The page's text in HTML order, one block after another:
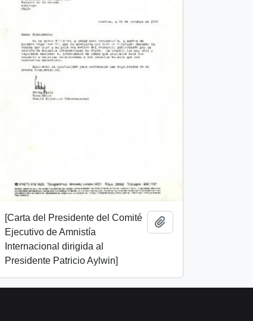
[Carta del Presidente del Comité
Ejecutivo de Amnistía
Internacional dirigida al
Presidente Patricio Aylwin]